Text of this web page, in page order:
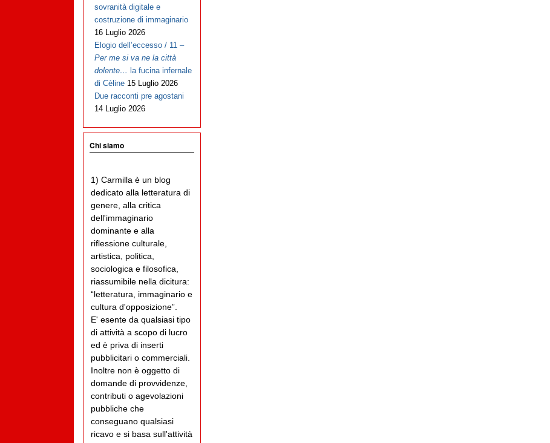
sovranità digitale e
costruzione di immaginario
16 Luglio 2026
Elogio dell’eccesso / 11 –
Per me si va ne la città
dolente… la fucina infernale
di Cèline 15 Luglio 2026
Due racconti pre agostani
14 Luglio 2026
Chi siamo
1) Carmilla è un blog
dedicato alla letteratura di
genere, alla critica
dell'immaginario
dominante e alla
riflessione culturale,
artistica, politica,
sociologica e filosofica,
riassumibile nella dicitura:
“letteratura, immaginario e
cultura d'opposizione”.
E' esente da qualsiasi tipo
di attività a scopo di lucro
ed è priva di inserti
pubblicitari o commerciali.
Inoltre non è oggetto di
domande di provvidenze,
contributi o agevolazioni
pubbliche che
conseguano qualsiasi
ricavo e si basa sull'attività